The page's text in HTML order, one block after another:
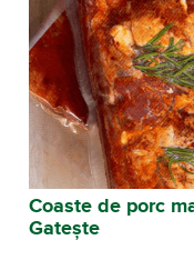
Coaste de porc
Gatește